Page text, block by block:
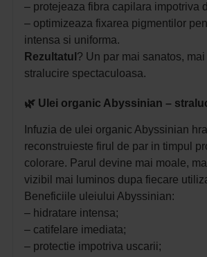
– protejeaza fibra capilara impotriva
– optimizeaza fixarea pigmentilor
intensa si uniforma.
Rezultatul ? Un par mai sanatos,
stralucire spectaculoasa.
🌿 Ulei organic Abyssinian –
Infuzia de ulei organic Abyssinian
reconstruieste firul de par in timpul
colorare. Parul devine mai moale,
vizibil mai luminos dupa fiecare
Beneficiile uleiului Abyssinian:
– hidratare intensa;
– catifelare imediata;
– protectie impotriva uscarii;